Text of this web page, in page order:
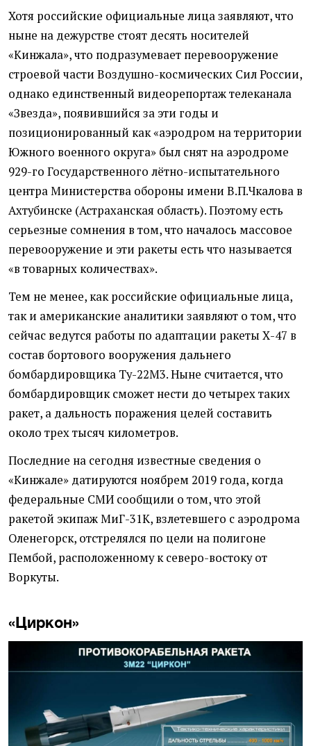
Хотя российские официальные лица заявляют, что
ныне на дежурстве стоят десять носителей
«Кинжала», что подразумевает перевооружение
строевой части Воздушно-космических Сил России,
однако единственный видеорепортаж телеканала
«Звезда», появившийся за эти годы и
позиционированный как «аэродром на территории
Южного военного округа» был снят на аэродроме
929-го Государственного лётно-испытательного
центра Министерства обороны имени В.П.Чкалова в
Ахтубинске (Астраханская область). Поэтому есть
серьезные сомнения в том, что началось массовое
перевооружение и эти ракеты есть что называется
«в товарных количествах».
Тем не менее, как российские официальные лица,
так и американские аналитики заявляют о том, что
сейчас ведутся работы по адаптации ракеты Х-47 в
состав бортового вооружения дальнего
бомбардировщика Ту-22М3. Ныне считается, что
бомбардировщик сможет нести до четырех таких
ракет, а дальность поражения целей составить
около трех тысяч километров.
Последние на сегодня известные сведения о
«Кинжале» датируются ноябрем 2019 года, когда
федеральные СМИ сообщили о том, что этой
ракетой экипаж МиГ-31К, взлетевшего с аэродрома
Оленегорск, отстрелялся по цели на полигоне
Пембой, расположенному к северо-востоку от
Воркуты.
«Циркон»